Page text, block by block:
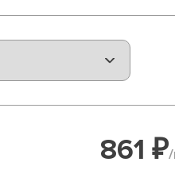
861 ₽